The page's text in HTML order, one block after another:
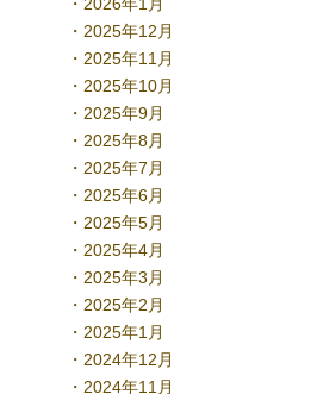
2025年12月
2025年11月
2025年10月
2025年9月
2025年8月
2025年7月
2025年6月
2025年5月
2025年4月
2025年3月
2025年2月
2025年1月
2024年12月
2024年11月